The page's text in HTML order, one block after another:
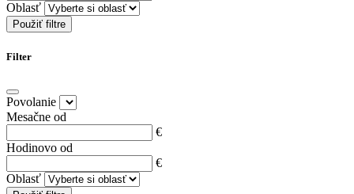
Oblasť
Použiť filtre
Filter
Povolanie
Mesačne od
€
Hodinovo od
€
Oblasť